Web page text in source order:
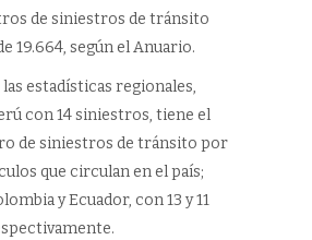
de siniestros de tránsito
19.664, según el Anuario.
estadísticas regionales,
con 14 siniestros, tiene el
de siniestros de tránsito por
que circulan en el país;
y Ecuador, con 13 y 11